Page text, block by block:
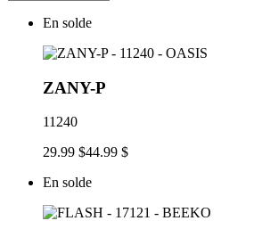
En solde
ZANY-P
11240
29.99 $44.99 $
En solde